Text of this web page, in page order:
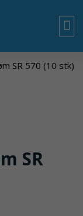
SR 570 (10 stk)
SR